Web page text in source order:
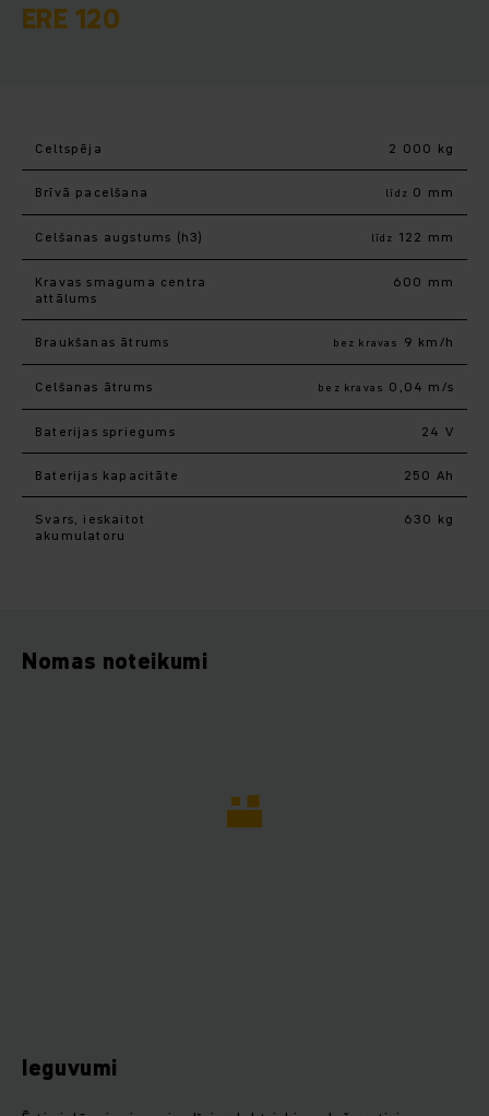
ERE 120
Celtspēja 2 000 kg
Brīvā pacelšana līdz 0 mm
Celšanas augstums (h3) līdz 122 mm
Kravas smaguma centra
attālums
600 mm
Braukšanas ātrums bez kravas 9 km/h
Celšanas ātrums bez kravas 0,04 m/s
Baterijas spriegums 24 V
Baterijas kapacitāte 250 Ah
Svars, ieskaitot
akumulatoru
630 kg
Nomas noteikumi
Ieguvumi